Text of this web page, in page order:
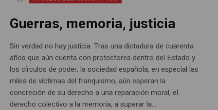
Guerras, memoria, justicia
Sin verdad no hay justicia. Tras una dictadura de cuarenta
años que aún cuenta con protectores dentro del Estado y
los círculos de poder, la sociedad española, en especial las
miles de víctimas del franquismo, aún esperan la
concreción de su derecho a una reparación moral, el
derecho colectivo a la memoria, a superar la...